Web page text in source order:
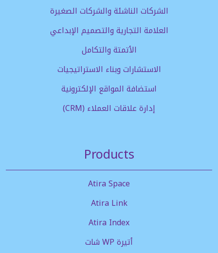
الشركات الناشئة والشركات الصغيرة
العلامة التجارية والتصميم الإبداعي
الأتمتة والتكامل
الاستشارات وبناء الاستراتيجيات
استضافة المواقع الإلكترونية
إدارة علاقات العملاء (CRM)
Products
Atira Space
Atira Link
Atira Index
أتيرة WP شات